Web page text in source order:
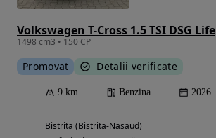
Volkswagen T-Cross 1.5 TSI DSG Life
1498 cm3 • 150 CP
Promovat Detalii verificate
9 km Benzina 2026
Bistrita (Bistrita-Nasaud)